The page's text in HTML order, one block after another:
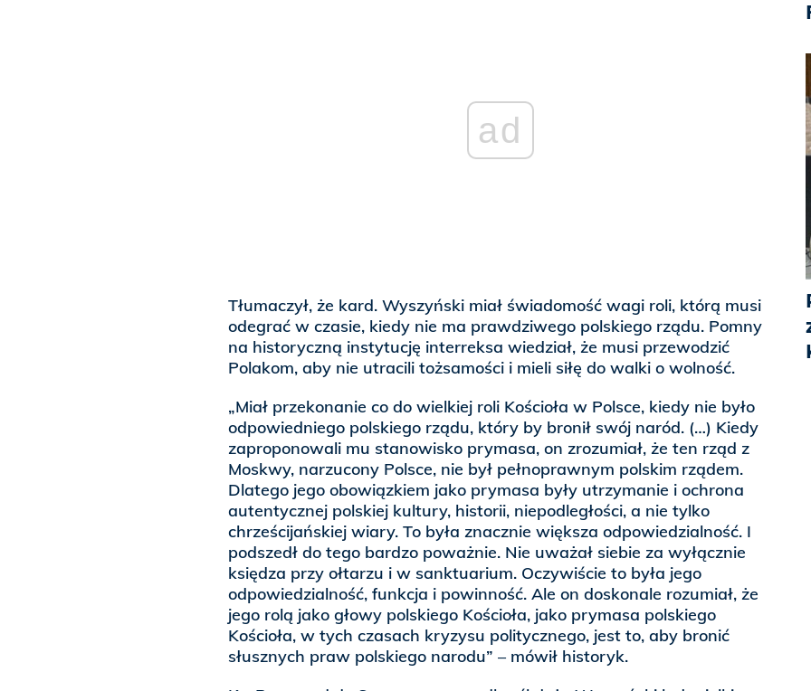
ad
Tłumaczył, że kard. Wyszyński miał świadomość wagi roli, którą musi
odegrać w czasie, kiedy nie ma prawdziwego polskiego rządu. Pomny
na historyczną instytucję interreksa wiedział, że musi przewodzić
Polakom, aby nie utracili tożsamości i mieli siłę do walki o wolność.
„Miał przekonanie co do wielkiej roli Kościoła w Polsce, kiedy nie było
odpowiedniego polskiego rządu, który by bronił swój naród. (…) Kiedy
zaproponowali mu stanowisko prymasa, on zrozumiał, że ten rząd z
Moskwy, narzucony Polsce, nie był pełnoprawnym polskim rządem.
Dlatego jego obowiązkiem jako prymasa były utrzymanie i ochrona
autentycznej polskiej kultury, historii, niepodległości, a nie tylko
chrześcijańskiej wiary. To była znacznie większa odpowiedzialność. I
podszedł do tego bardzo poważnie. Nie uważał siebie za wyłącznie
księdza przy ołtarzu i w sanktuarium. Oczywiście to była jego
odpowiedzialność, funkcja i powinność. Ale on doskonale rozumiał, że
jego rolą jako głowy polskiego Kościoła, jako prymasa polskiego
Kościoła, w tych czasach kryzysu politycznego, jest to, aby bronić
słusznych praw polskiego narodu” – mówił historyk.